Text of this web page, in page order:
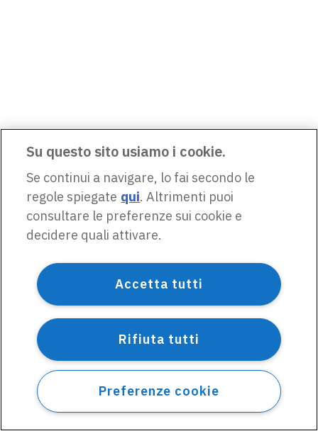
Su questo sito usiamo i cookie.
Se continui a navigare, lo fai secondo le
regole spiegate qui. Altrimenti puoi
consultare le preferenze sui cookie e
decidere quali attivare.
Accetta tutti
Rifiuta tutti
Preferenze cookie